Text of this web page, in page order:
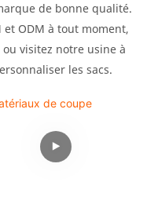
de bonne qualité.
et ODM à tout moment,
visitez notre usine à
les sacs.